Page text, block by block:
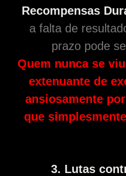
Recompensas
a falta de
prazo pode
Quem nunca se
extenuante de
ansiosamente
que
3. Lutas